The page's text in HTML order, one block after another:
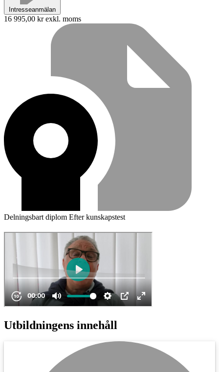
Intresseanmälan
16 995,00 krexkl. moms
Delningsbart diplom Efter kunskapstest
Utbildningens innehåll